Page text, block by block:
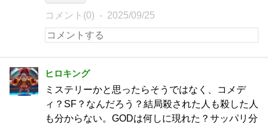
コメント(0) 2025/09/25
ヒロキング
ミステリーかと思ったらそうではなく、コメデ
ィ？SF？なんだろう？結局殺された人も殺した人
も分からない。GODは何しに現れた？サッパリ分